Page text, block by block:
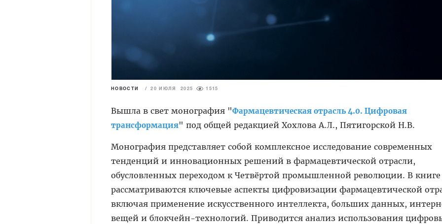
НОВОСТИ / 20 ИЮЛЯ 2025 1515
Вышла в свет монография "Фармацевтическая отрасль 4.0. Цифровая
трансформация" под общей редакцией Хохлова А.Л., Пятигорской Н.В.
Монография представляет собой комплексное исследование современных
тенденций и инновационных решений в фармацевтической отрасли,
обусловленных переходом к Четвёртой промышленной революции. В книге
рассматриваются ключевые аспекты цифровизации фармацевтической
включая применение искусственного интеллекта, больших данных,
вещей и блокчейн-технологий. Приводится анализ использования